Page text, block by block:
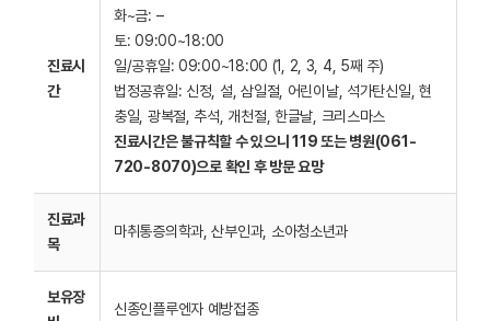
진료시
간
화~금: –
토: 09:00~18:00
일/공휴일: 09:00~18:00 (1, 2, 3, 4, 5째 주)
법정공휴일: 신정, 설, 삼일절, 어린이날, 석가탄신일, 현
충일, 광복절, 추석, 개천절, 한글날, 크리스마스
진료시간은 불규칙할 수 있으니 119 또는 병원(061-
720-8070)으로 확인 후 방문 요망
진료과
목
마취통증의학과, 산부인과, 소아청소년과
보유장
신종인플루엔자 예방접종